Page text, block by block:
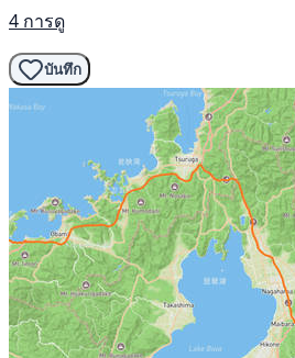
4 การดู
บันทึก